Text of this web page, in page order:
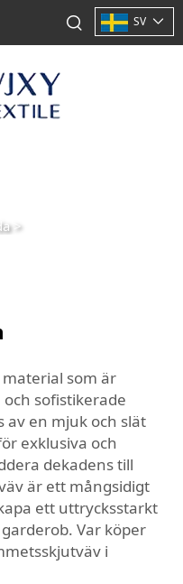
SV
>
som är
sofistikerade
av en mjuk och slät
exklusiva och
dekadens till
är ett mångsidigt
ett uttrycksstarkt
Var köper
i